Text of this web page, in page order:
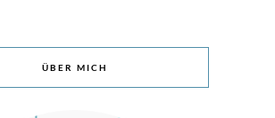
ÜBER MICH